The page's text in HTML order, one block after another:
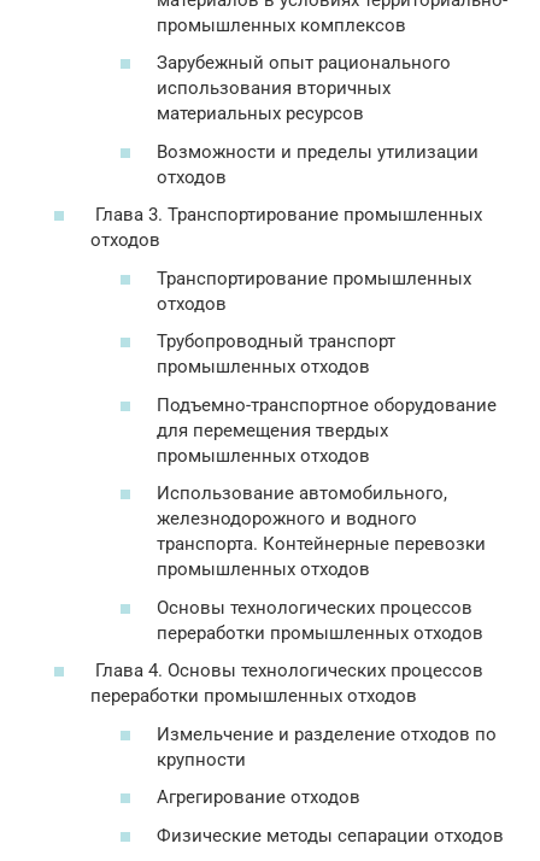
промышленных комплексов
Зарубежный опыт рационального
использования вторичных
материальных ресурсов
Возможности и пределы утилизации
отходов
Глава 3. Транспортирование промышленных
отходов
Транспортирование промышленных
отходов
Трубопроводный транспорт
промышленных отходов
Подъемно-транспортное оборудование
для перемещения твердых
промышленных отходов
Использование автомобильного,
железнодорожного и водного
транспорта. Контейнерные перевозки
промышленных отходов
Основы технологических процессов
переработки промышленных отходов
Глава 4. Основы технологических процессов
переработки промышленных отходов
Измельчение и разделение отходов по
крупности
Агрегирование отходов
Физические методы сепарации отходов